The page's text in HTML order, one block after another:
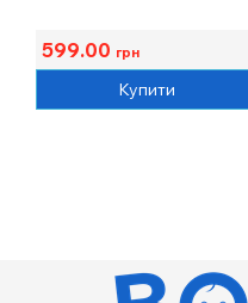
599.00 грн
Купити